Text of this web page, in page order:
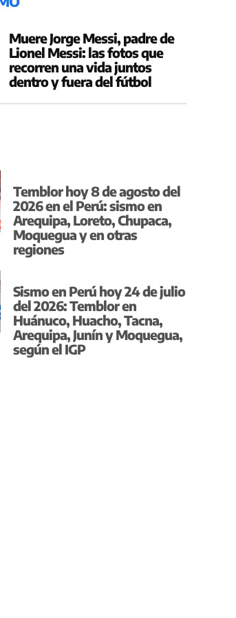
Muere Jorge Messi, padre de
Lionel Messi: las fotos que
recorren una vida juntos
dentro y fuera del fútbol
Temblor hoy 8 de agosto del
2026 en el Perú: sismo en
Arequipa, Loreto, Chupaca,
Moquegua y en otras
regiones
Sismo en Perú hoy 24 de julio
del 2026: Temblor en
Huánuco, Huacho, Tacna,
Arequipa, Junín y Moquegua,
según el IGP